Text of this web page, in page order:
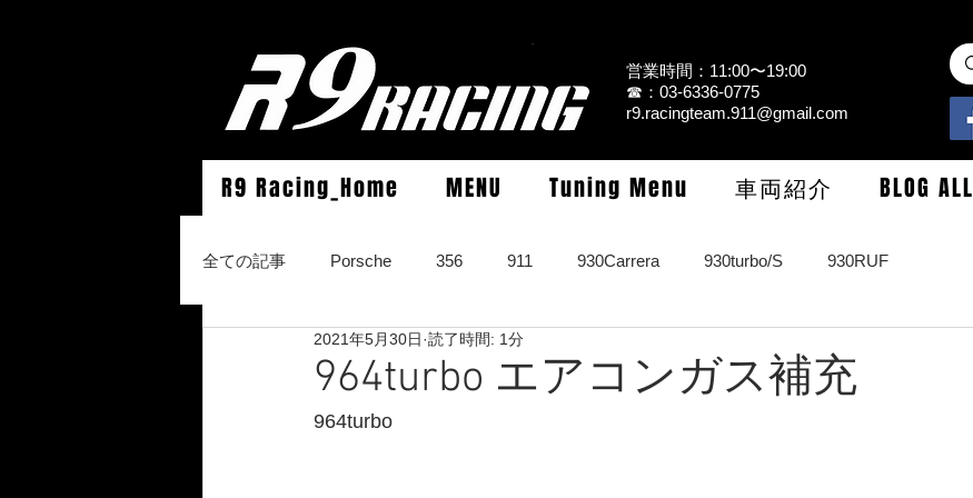
営業時間：11:00〜19:00
☎：03-6336-0775
r9.racingteam.911@gmail.com
R9 Racing_Home MENU Tuning Menu 車両紹介 BLOG ALL
全ての記事 Porsche 356 911 930Carrera 930turbo/S 930RUF
964Carrera2/Werks turbo look/4/RS 993Carrera2/4/S
964turbo エアコンガス補充
2021年5月30日 読了時間: 1分
964turbo